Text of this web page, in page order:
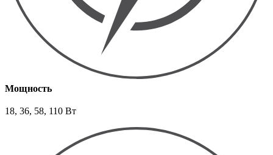
Мощность
18, 36, 58, 110 Вт